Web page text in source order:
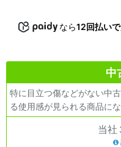
なら12回払い
中
特に目立つ傷などがない中
る使用感が見られる商品にな
当社
メモリ
容量
~